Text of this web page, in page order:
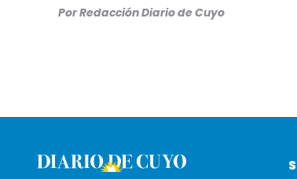
PorRedacción Diario de Cuyo